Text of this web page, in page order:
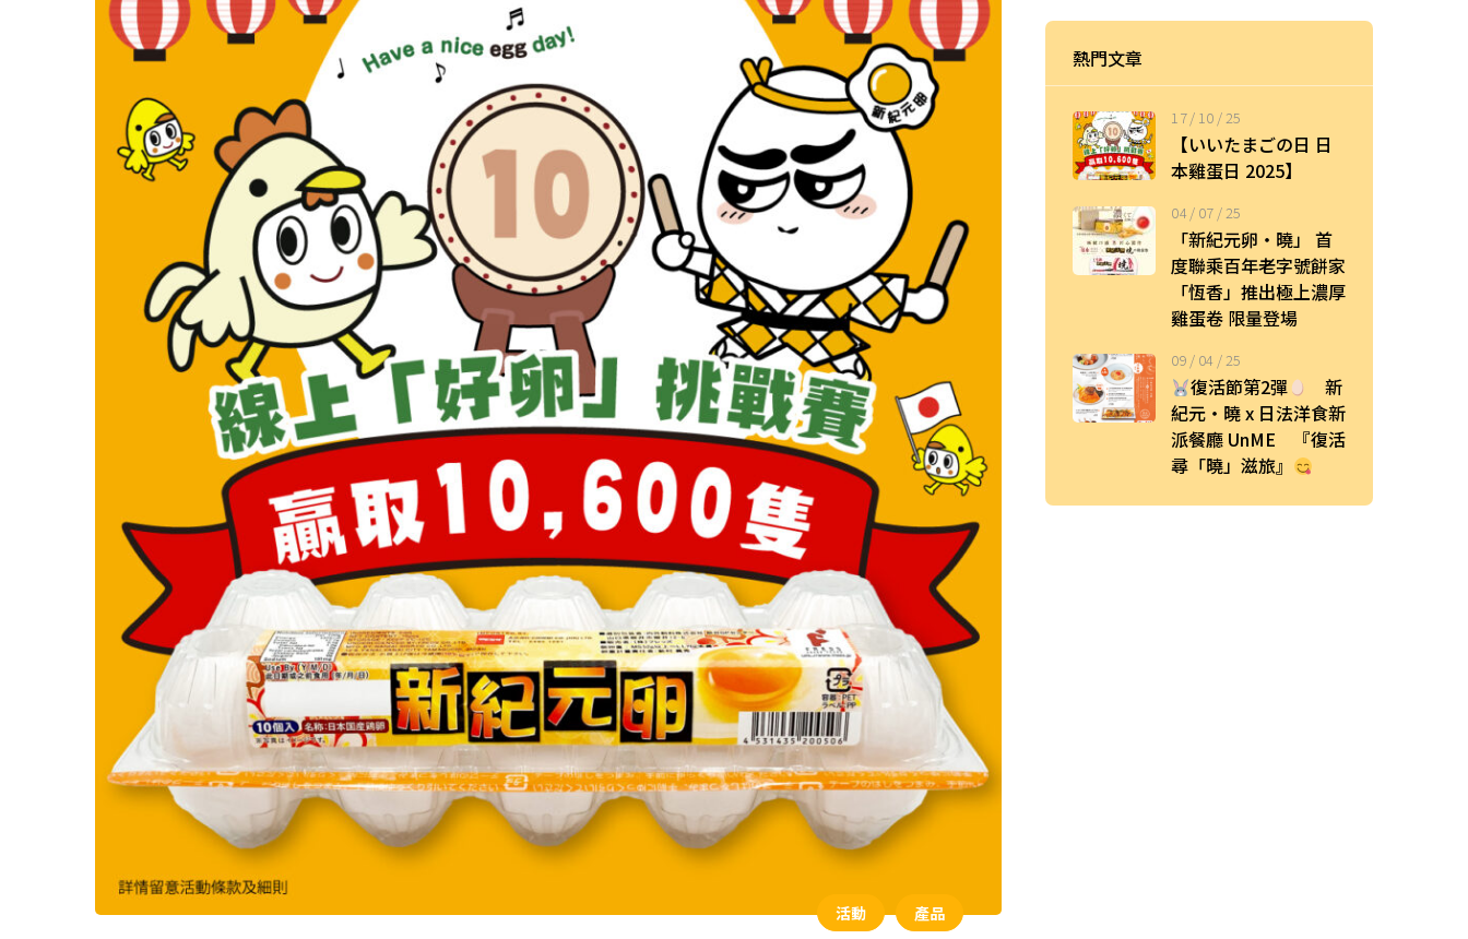
熱門文章
17 / 10 / 25
【いいたまごの日 日
本雞蛋日 2025】
04 / 07 / 25
「新紀元卵・曉」 首
度聯乘百年老字號餅家
「恆香」推出極上濃厚
雞蛋卷 限量登場
09 / 04 / 25
復活節第2彈
新
紀元・曉 x 日法洋食新
派餐廳 UnME 『復活
尋「曉」滋旅』
活動 產品